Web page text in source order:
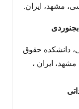
مشهد، ایران.
دانشکده حقوق
ایران ،